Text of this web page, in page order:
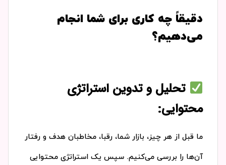
دقیقاً چه کاری برای شما انجام
می‌دهیم؟
تحلیل و تدوین استراتژی
محتوایی:
ما قبل از هر چیز، بازار شما، رقبا، مخاطبان هدف و رفتار
آن‌ها را بررسی می‌کنیم. سپس یک استراتژی محتوایی